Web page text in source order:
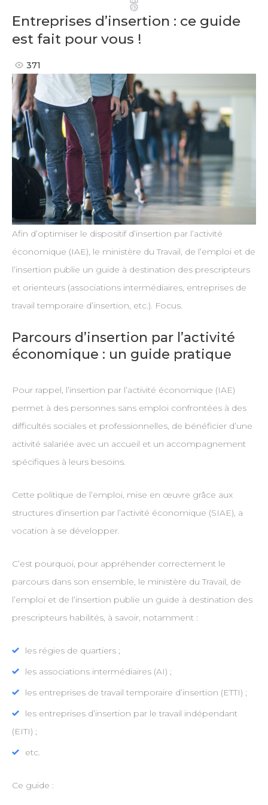
Pinterest
Entreprises d’insertion : ce guide
est fait pour vous !
371
Afin d’optimiser le dispositif d’insertion par l’activité
économique (IAE), le ministère du Travail, de l’emploi et de
l’insertion publie un guide à destination des prescripteurs
et orienteurs (associations intermédiaires, entreprises de
travail temporaire d’insertion, etc.). Focus.
Parcours d’insertion par l’activité
économique : un guide pratique
Pour rappel, l’insertion par l’activité économique (IAE)
permet à des personnes sans emploi confrontées à des
difficultés sociales et professionnelles, de bénéficier d’une
activité salariée avec un accueil et un accompagnement
spécifiques à leurs besoins.
Cette politique de l’emploi, mise en œuvre grâce aux
structures d’insertion par l’activité économique (SIAE), a
vocation à se développer.
C’est pourquoi, pour appréhender correctement le
parcours dans son ensemble, le ministère du Travail, de
l’emploi et de l’insertion publie un guide à destination des
prescripteurs habilités, à savoir, notamment :
les régies de quartiers ;
les associations intermédiaires (AI) ;
les entreprises de travail temporaire d’insertion (ETTI) ;
les entreprises d’insertion par le travail indépendant
(EITI) ;
etc.
Ce guide :